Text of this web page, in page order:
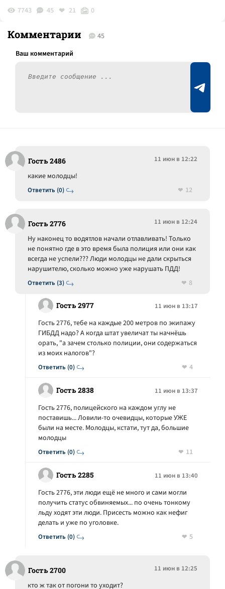
7743 45 21 0
Комментарии 45
Гость 2486 11 июн в 12:22
Ответить (0)
какие молодцы!
12
Гость 2776 11 июн в 12:24
Ответить (3)
Ну наконец то водятлов начали отлавливать! Только
не понятно где в это время была полиция или они как
всегда не успели??? Люди молодцы не дали скрыться
нарушителю, сколько можно уже нарушать ПДД!
8
Гость 2977 11 июн в 13:17
Ответить (0)
Гость 2776, тебе на каждые 200 метров по экипажу
ГИБДД надо? А когда штат увеличат ты начнёшь
орать, "а зачем столько полиции, они содержаться
из моих налогов"?
4
Гость 2838 11 июн в 13:37
Ответить (0)
Гость 2776, полицейского на каждом углу не
поставишь... Ловили-то очевидцы, которые УЖЕ
были на месте. Молодцы, кстати, тут да, большие
молодцы
11
Гость 2285 11 июн в 13:40
Ответить (0)
Гость 2776, эти люди ещё не много и сами могли
получить статус обвиняемых... по очень тонкому
льду ходят эти люди. Присесть можно как нефиг
делать и уже по уголовке.
5
Гость 2700 11 июн в 12:25
кто ж так от погони то уходит?